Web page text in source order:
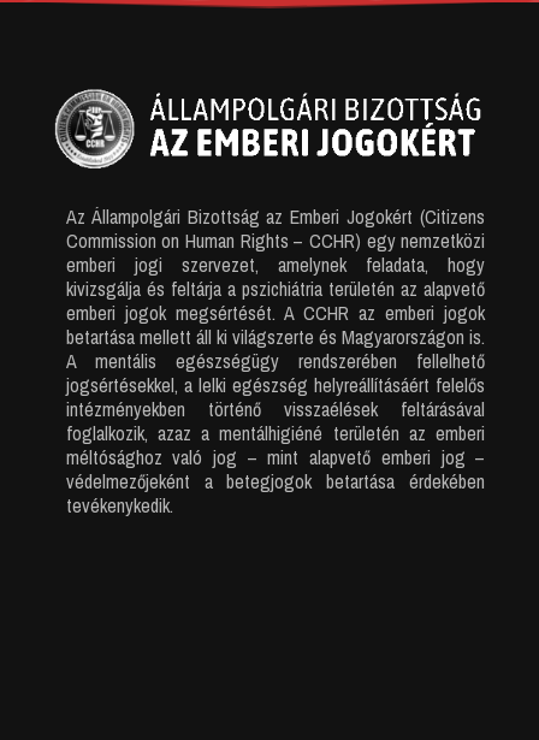
Az Állampolgári Bizottság az Emberi Jogokért (Citizens
Commission on Human Rights – CCHR) egy nemzetközi
emberi jogi szervezet, amelynek feladata, hogy
kivizsgálja és feltárja a pszichiátria területén az alapvető
emberi jogok megsértését. A CCHR az emberi jogok
betartása mellett áll ki világszerte és Magyarországon is.
A mentális egészségügy rendszerében fellelhető
jogsértésekkel, a lelki egészség helyreállításáért felelős
intézményekben történő visszaélések feltárásával
foglalkozik, azaz a mentálhigiéné területén az emberi
méltósághoz való jog – mint alapvető emberi jog –
védelmezőjeként a betegjogok betartása érdekében
tevékenykedik.